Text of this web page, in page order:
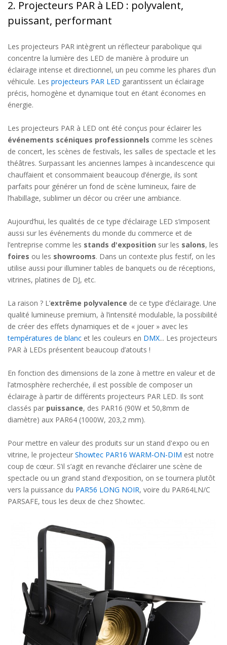
2. Projecteurs PAR à LED : polyvalent,
puissant, performant
Les projecteurs PAR intègrent un réflecteur parabolique qui
concentre la lumière des LED de manière à produire un
éclairage intense et directionnel, un peu comme les phares d’un
véhicule. Les projecteurs PAR LED garantissent un éclairage
précis, homogène et dynamique tout en étant économes en
énergie.
Les projecteurs PAR à LED ont été conçus pour éclairer les
événements scéniques professionnels comme les scènes
de concert, les scènes de festivals, les salles de spectacle et les
théâtres. Surpassant les anciennes lampes à incandescence qui
chauffaient et consommaient beaucoup d’énergie, ils sont
parfaits pour générer un fond de scène lumineux, faire de
l’habillage, sublimer un décor ou créer une ambiance.
Aujourd’hui, les qualités de ce type d’éclairage LED s’imposent
aussi sur les événements du monde du commerce et de
l’entreprise comme les stands d'exposition sur les salons, les
foires ou les showrooms. Dans un contexte plus festif, on les
utilise aussi pour illuminer tables de banquets ou de réceptions,
vitrines, platines de DJ, etc.
La raison ? L’extrême polyvalence de ce type d’éclairage. Une
qualité lumineuse premium, à l’intensité modulable, la possibilité
de créer des effets dynamiques et de « jouer » avec les
températures de blanc et les couleurs en DMX... Les projecteurs
PAR à LEDs présentent beaucoup d’atouts !
En fonction des dimensions de la zone à mettre en valeur et de
l’atmosphère recherchée, il est possible de composer un
éclairage à partir de différents projecteurs PAR LED. Ils sont
classés par puissance, des PAR16 (90W et 50,8mm de
diamètre) aux PAR64 (1000W, 203,2 mm).
Pour mettre en valeur des produits sur un stand d'expo ou en
vitrine, le projecteur Showtec PAR16 WARM-ON-DIM est notre
coup de cœur. S’il s’agit en revanche d’éclairer une scène de
spectacle ou un grand stand d’exposition, on se tournera plutôt
vers la puissance du PAR56 LONG NOIR, voire du PAR64LN/C
PARSAFE, tous les deux de chez Showtec.